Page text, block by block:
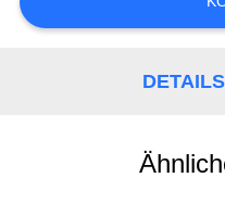
MIT